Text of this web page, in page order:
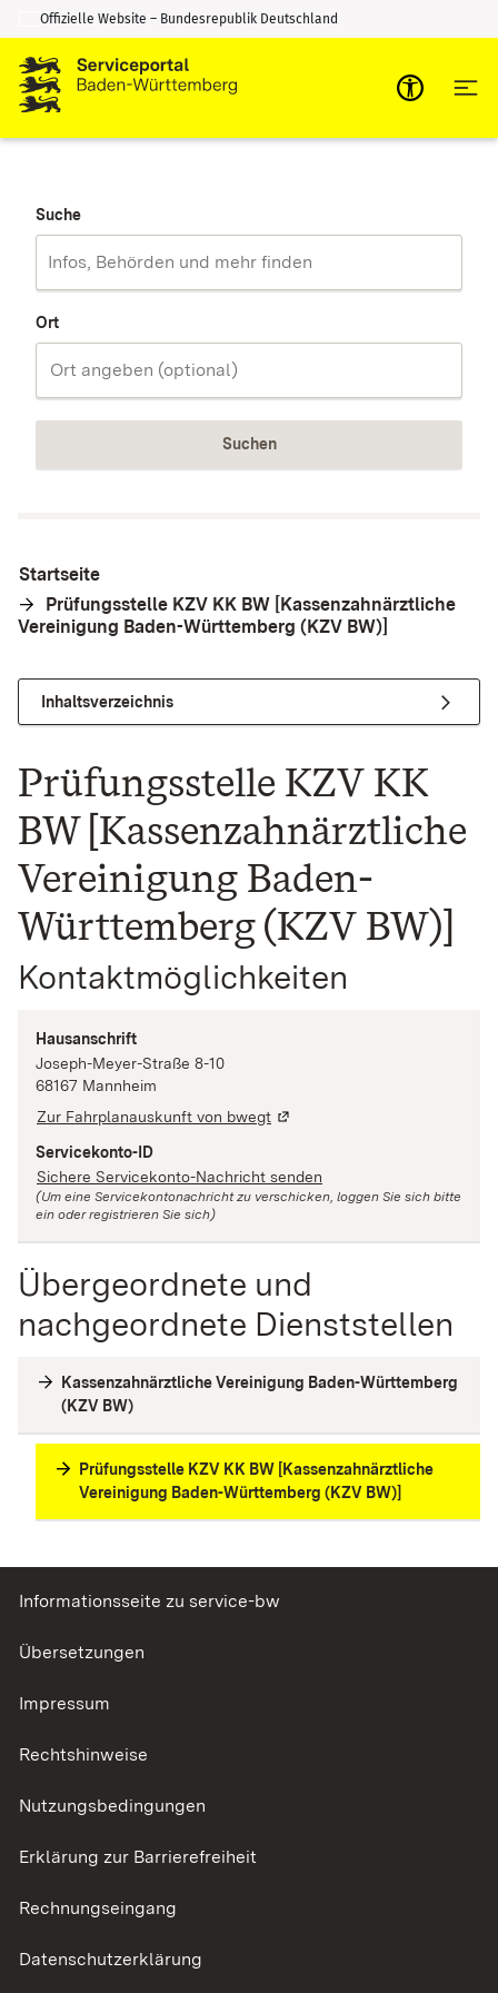
Zum Inhalt springen
Zur Suche springen
Offizielle Website – Bundesrepublik Deutschland
Suche
Ort
Suchen
Startseite
Prüfungsstelle KZV KK BW [Kassenzahnärztliche
Vereinigung Baden-Württemberg (KZV BW)]
Inhaltsverzeichnis
Prüfungsstelle KZV KK
BW [Kassenzahnärztliche
Vereinigung Baden-
Württemberg (KZV BW)]
Kontaktmöglichkeiten
Hausanschrift
Joseph-Meyer-Straße 8-10
68167 Mannheim
Zur Fahrplanauskunft von bwegt
Servicekonto-ID
Sichere Servicekonto-Nachricht senden
(Um eine Servicekontonachricht zu verschicken, loggen Sie sich bitte
ein oder registrieren Sie sich)
Übergeordnete und
nachgeordnete Dienststellen
Kassenzahnärztliche Vereinigung Baden-Württemberg
(KZV BW)
Prüfungsstelle KZV KK BW [Kassenzahnärztliche
Vereinigung Baden-Württemberg (KZV BW)]
Informationsseite zu service-bw
Übersetzungen
Impressum
Rechtshinweise
Nutzungsbedingungen
Erklärung zur Barrierefreiheit
Rechnungseingang
Datenschutzerklärung